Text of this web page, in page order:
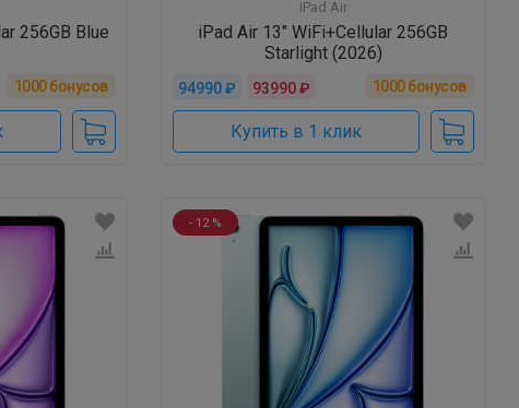
256GB Blue
1000бонусов
iPad Air
iPad Air 13" WiFi+Cellular 256GB
Starlight (2026)
94990 ₽ 93990 ₽ 1000бонусов
Купить в 1 клик
- 12 %